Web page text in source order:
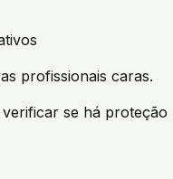
profissionais caras.
se há proteção